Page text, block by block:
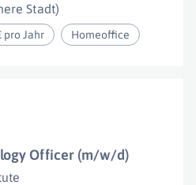
Stadt)
pro Jahr Homeoffice
Officer (m/w/d)